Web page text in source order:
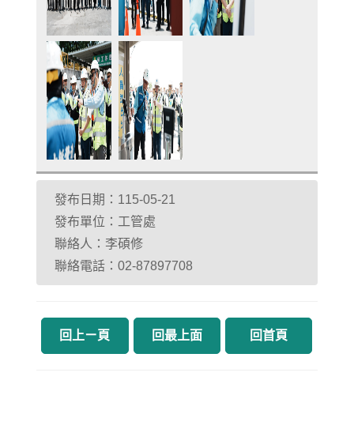
發布日期：115-05-21
發布單位：工管處
聯絡人：李碩修
聯絡電話：02-87897708
回上ㄧ頁 回最上面 回首頁